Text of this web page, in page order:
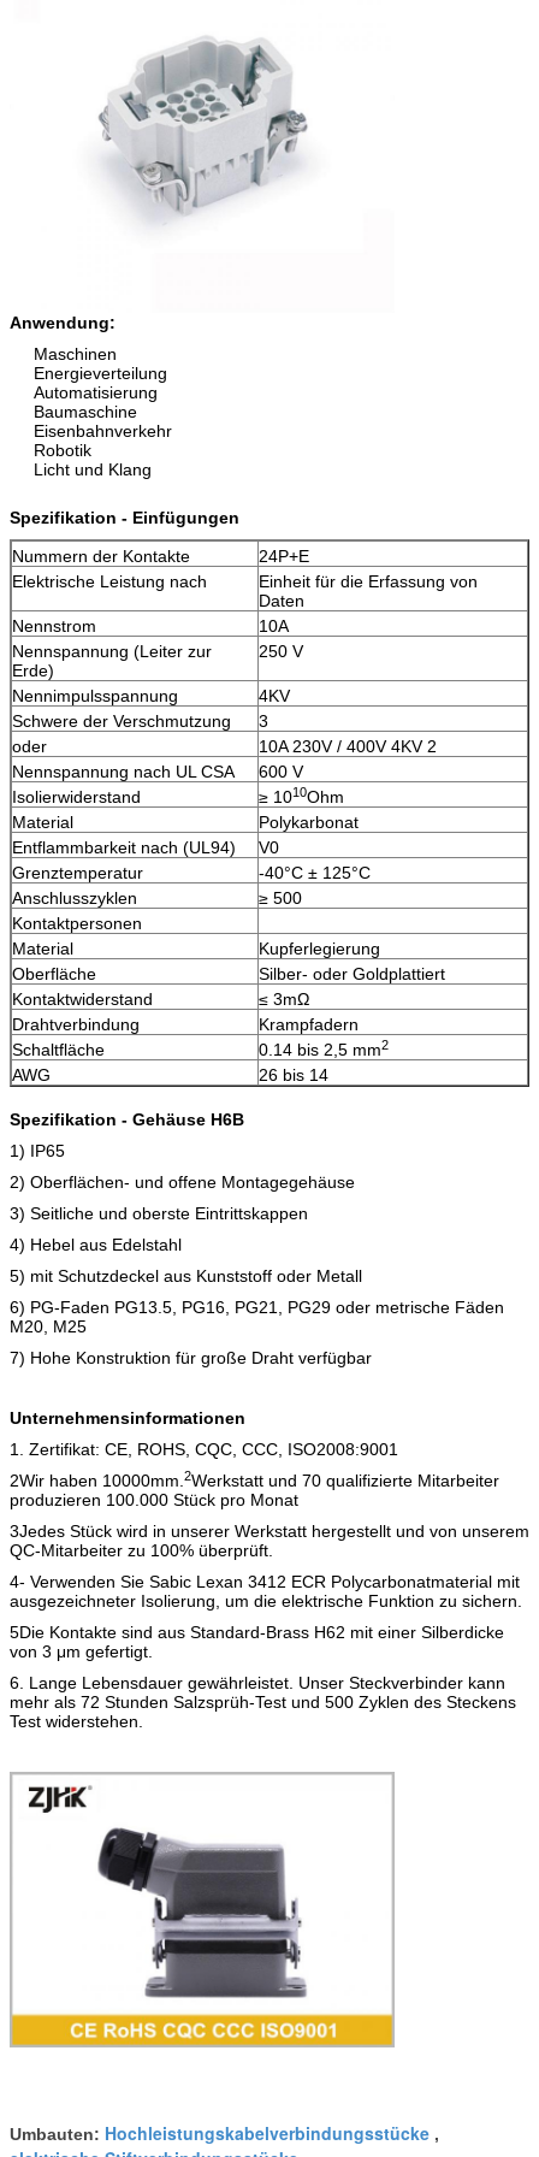
Anwendung:
Maschinen
Energieverteilung
Automatisierung
Baumaschine
Eisenbahnverkehr
Robotik
Licht und Klang
Spezifikation - Einfügungen
Nummern der Kontakte
24P+E
Elektrische Leistung nach
Einheit für die Erfassung von
Daten
Nennstrom
10A
Nennspannung (Leiter zur
Erde)
250 V
Nennimpulsspannung
4KV
Schwere der Verschmutzung
3
oder
10A 230V / 400V 4KV 2
Nennspannung nach UL CSA
600 V
Isolierwiderstand
≥ 1010Ohm
Material
Polykarbonat
Entflammbarkeit nach (UL94)
V0
Grenztemperatur
-40°C ± 125°C
Anschlusszyklen
≥ 500
Kontaktpersonen
Material
Kupferlegierung
Oberfläche
Silber- oder Goldplattiert
Kontaktwiderstand
≤ 3mΩ
Drahtverbindung
Krampfadern
Schaltfläche
0.14 bis 2,5 mm2
AWG 26 bis 14
Spezifikation - Gehäuse H6B
1) IP65
2) Oberflächen- und offene Montagegehäuse
3) Seitliche und oberste Eintrittskappen
4) Hebel aus Edelstahl
5) mit Schutzdeckel aus Kunststoff oder Metall
6) PG-Faden PG13.5, PG16, PG21, PG29 oder metrische Fäden
M20, M25
7) Hohe Konstruktion für große Draht verfügbar
Unternehmensinformationen
1. Zertifikat: CE, ROHS, CQC, CCC, ISO2008:9001
2Wir haben 10000mm.2Werkstatt und 70 qualifizierte Mitarbeiter
produzieren 100.000 Stück pro Monat
3Jedes Stück wird in unserer Werkstatt hergestellt und von unserem
QC-Mitarbeiter zu 100% überprüft.
4- Verwenden Sie Sabic Lexan 3412 ECR Polycarbonatmaterial mit
ausgezeichneter Isolierung, um die elektrische Funktion zu sichern.
5Die Kontakte sind aus Standard-Brass H62 mit einer Silberdicke
von 3 μm gefertigt.
6. Lange Lebensdauer gewährleistet. Unser Steckverbinder kann
mehr als 72 Stunden Salzsprüh-Test und 500 Zyklen des Steckens
Test widerstehen.
Umbauten: Hochleistungskabelverbindungsstücke ,